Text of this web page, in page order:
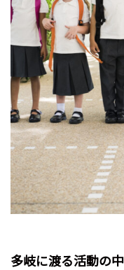
多岐に渡る活動の